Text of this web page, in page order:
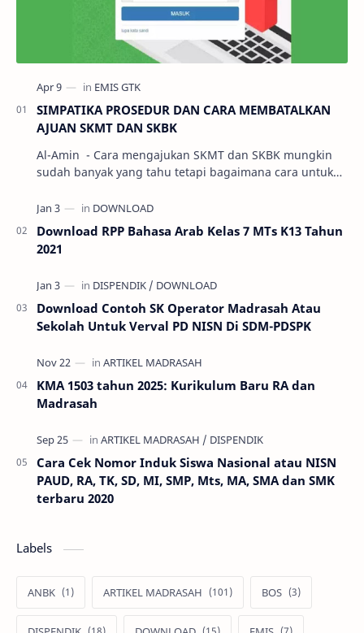
SIMPATIKA PROSEDUR DAN CARA MEMBATALKAN
AJUAN SKMT DAN SKBK
Al-Amin - Cara mengajukan SKMT dan SKBK mungkin
sudah banyak yang tahu tetapi bagaimana cara untuk
Download RPP Bahasa Arab Kelas 7 MTs K13 Tahun
2021
Download Contoh SK Operator Madrasah Atau
Sekolah Untuk Verval PD NISN Di SDM-PDSPK
KMA 1503 tahun 2025: Kurikulum Baru RA dan
Madrasah
Cara Cek Nomor Induk Siswa Nasional atau NISN
PAUD, RA, TK, SD, MI, SMP, Mts, MA, SMA dan SMK
terbaru 2020
Labels
ANBK ARTIKEL MADRASAH BOS